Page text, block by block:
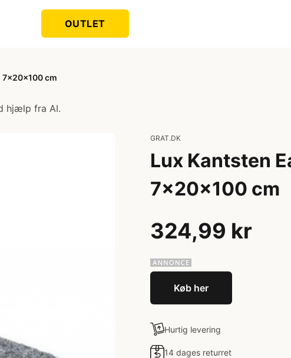
OUTLET
7x20x100 cm
hjælp fra AI.
GRAT.DK
Lux Kantsten
7x20x100 cm
324,99 kr
Køb her
Hurtig levering
14 dages returret